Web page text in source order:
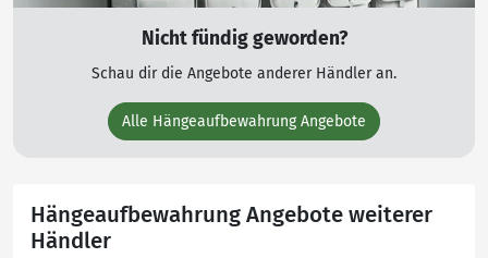
Nicht fündig geworden?
Schau dir die Angebote anderer Händler an.
Alle Hängeaufbewahrung Angebote
Hängeaufbewahrung Angebote weiterer
Händler